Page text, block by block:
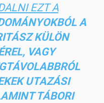
EZT A
A
KÜLÖN
VAGY
UTAZÁSI
TÁBORI